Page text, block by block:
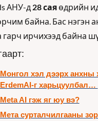
АНУ-д 28 сая өдрийн
байна. Бас нэгэн
ирчихээд байна
Монгол хэл дээрх
ErdemAI-г харьцуулбал…
Meta AI гэж яг юу вэ?
Мета сурталчилгааны